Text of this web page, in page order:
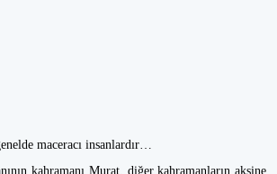
maceracı insanlardır…
kahramanı Murat, diğer kahramanların aksine